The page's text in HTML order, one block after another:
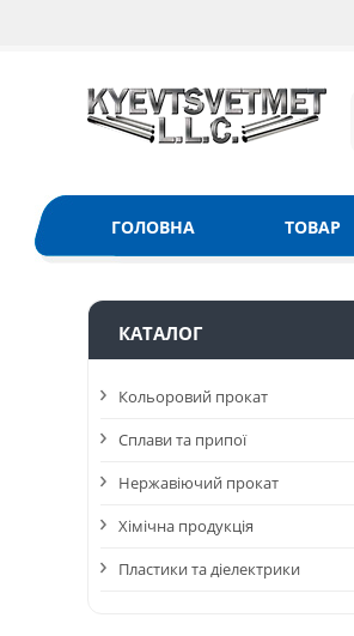
ГОЛОВНА ТОВАР
КАТАЛОГ
Кольоровий прокат
Сплави та припої
Нержавіючий прокат
Хімічна продукція
Пластики та діелектрики